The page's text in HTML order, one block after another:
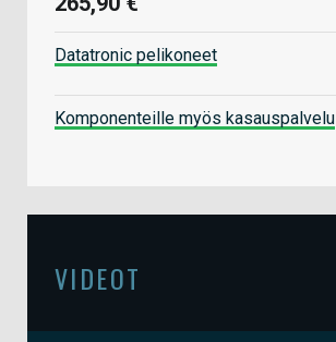
Datatronic pelikoneet
Komponenteille myös kasauspalvelu
VIDEOT